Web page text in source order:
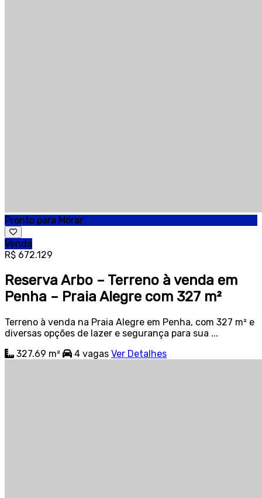
Pronto para Morar
Venda
R$ 672.129
Reserva Arbo – Terreno à venda em
Penha – Praia Alegre com 327 m²
Terreno à venda na Praia Alegre em Penha, com 327 m² e
diversas opções de lazer e segurança para sua ...
327.69 m²
4 vagas Ver Detalhes